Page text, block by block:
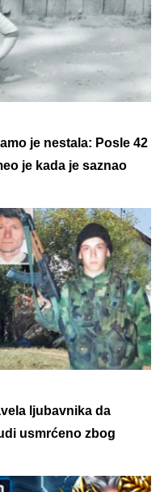
je nestala: Posle 42
je kada je saznao
ljubavnika da
usmrćeno zbog